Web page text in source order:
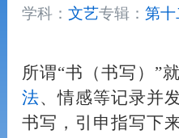
学科： 文艺专辑： 第
所谓“书（书写）”
法、情感等记录并
书写，引申指写下